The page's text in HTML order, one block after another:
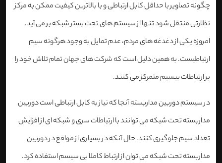
چگونه تصاویر با حداقل کابل ارتباطی و با بالاترین کیفیت ممکن به مرکز
نظارتی منتقل شود تنها از سیستم های تحت بستر شبکه بر می آید.
امروزه یکی از دغدغه های مردم، عدم تمایل به وجود هرگونه سیم
ارتباطیست. به همین دلیل است که شرکت های جهان تمام تلاش خود را
بر ارتباطات بیسیم متمرکز می کنند.
در سیستم دوربین مداربسته آنجا که نیاز به کابل ارتباطی است دوربین
مداربسته تحت شبکه می توانند با ارتباطات سری و شبکه ای از افزایش
تعداد سیم جلوگیری کنند. حال آنکه در بسیاری از مواقع در دوربین
مداربسته تحت شبکه می توان از ارتباط کاملا بی سیسم استفاده کرد.